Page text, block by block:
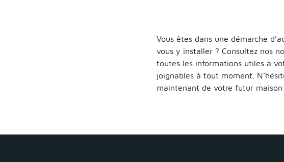
Vous êtes dans une démarche
vous y installer ? Consultez nos
toutes les informations utiles à
joignables à tout moment.
maintenant de votre futur